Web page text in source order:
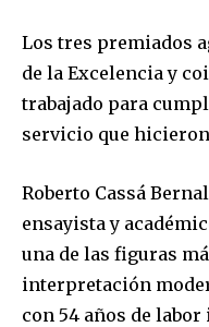
Los tres premiados
de la Excelencia y
trabajado para
servicio que
Roberto Cassá
ensayista y
una de las figuras
interpretación
con 54 años de